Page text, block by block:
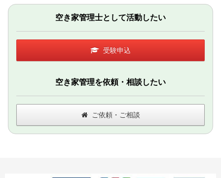
空き家管理士として活動したい
受験申込
空き家管理を依頼・相談したい
ご依頼・ご相談